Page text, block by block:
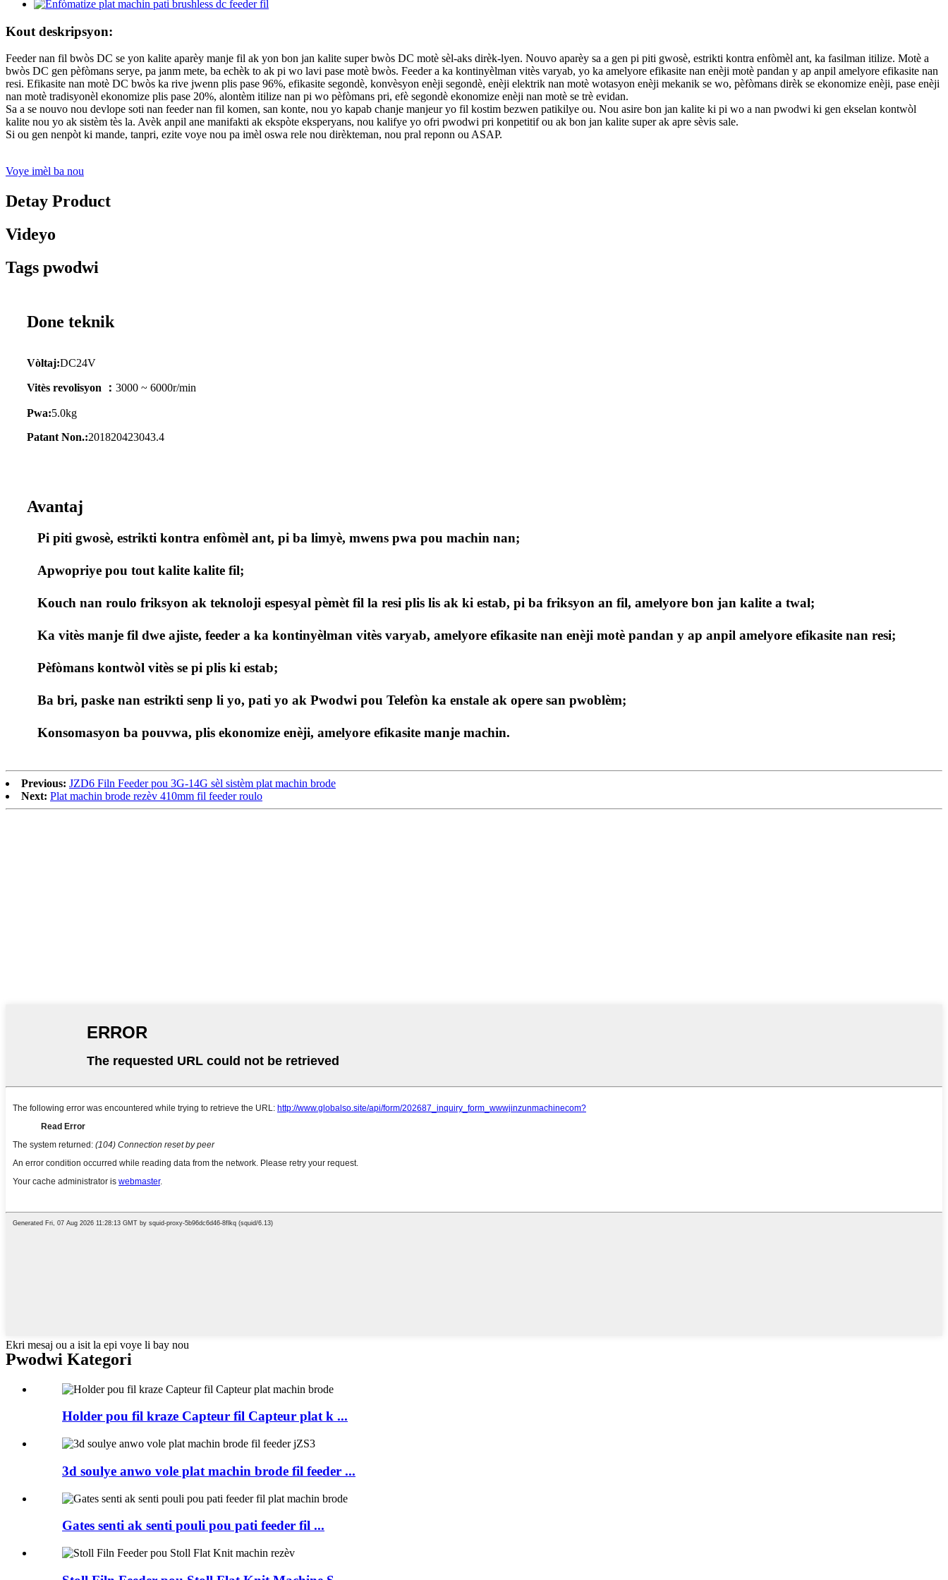
Kout deskripsyon:
Feeder nan fil bwòs DC se yon kalite aparèy manje fil ak yon bon jan kalite super bwòs DC motè sèl-aks dirèk-lyen. Nouvo aparèy sa a gen pi piti gwosè, estrikti kontra enfòmèl ant, ka fasilman itilize. Motè a
bwòs DC gen pèfòmans serye, pa janm mete, ba echèk to ak pi wo lavi pase motè bwòs. Feeder a ka kontinyèlman vitès varyab, yo ka amelyore efikasite nan enèji motè pandan y ap anpil amelyore efikasite nan
resi. Efikasite nan motè DC bwòs ka rive jwenn plis pase 96%, efikasite segondè, konvèsyon enèji segondè, enèji elektrik nan motè wotasyon enèji mekanik se wo, pèfòmans dirèk se ekonomize enèji, pase enèji
nan motè tradisyonèl ekonomize plis pase 20%, alontèm itilize nan pi wo pèfòmans pri, efè segondè ekonomize enèji nan motè se trè evidan.
Sa a se nouvo nou devlope soti nan feeder nan fil komen, san konte, nou yo kapab chanje manjeur yo fil kostim bezwen patikilye ou. Nou asire bon jan kalite ki pi wo a nan pwodwi ki gen ekselan kontwòl
kalite nou yo ak sistèm tès la. Avèk anpil ane manifakti ak ekspòte eksperyans, nou kalifye yo ofri pwodwi pri konpetitif ou ak bon jan kalite super ak apre sèvis sale.
Si ou gen nenpòt ki mande, tanpri, ezite voye nou pa imèl oswa rele nou dirèkteman, nou pral reponn ou ASAP.
Voye imèl ba nou
Detay Product
Videyo
Tags pwodwi
Done teknik
Vòltaj:DC24V
Vitès revolisyon ： 3000 ~ 6000r/min
Pwa:5.0kg
Patant Non.:201820423043.4
Avantaj
Pi piti gwosè, estrikti kontra enfòmèl ant, pi ba limyè, mwens pwa pou machin nan;
Apwopriye pou tout kalite kalite fil;
Kouch nan roulo friksyon ak teknoloji espesyal pèmèt fil la resi plis lis ak ki estab, pi ba friksyon an fil, amelyore bon jan kalite a twal;
Ka vitès manje fil dwe ajiste, feeder a ka kontinyèlman vitès varyab, amelyore efikasite nan enèji motè pandan y ap anpil amelyore efikasite nan resi;
Pèfòmans kontwòl vitès se pi plis ki estab;
Ba bri, paske nan estrikti senp li yo, pati yo ak Pwodwi pou Telefòn ka enstale ak opere san pwoblèm;
Konsomasyon ba pouvwa, plis ekonomize enèji, amelyore efikasite manje machin.
Previous: JZD6 Filn Feeder pou 3G-14G sèl sistèm plat machin brode
Next: Plat machin brode rezèv 410mm fil feeder roulo
Ekri mesaj ou a isit la epi voye li bay nou
Pwodwi Kategori
Holder pou fil kraze Capteur fil Capteur plat k ...
3d soulye anwo vole plat machin brode fil feeder ...
Gates senti ak senti pouli pou pati feeder fil ...